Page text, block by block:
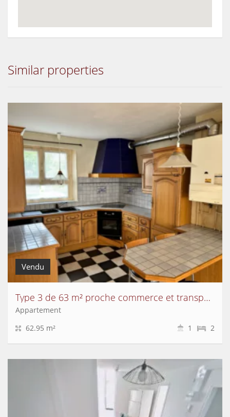
Similar properties
Vendu
Type 3 de 63 m² proche commerce et transports
Appartement
62.95 m²
2
1